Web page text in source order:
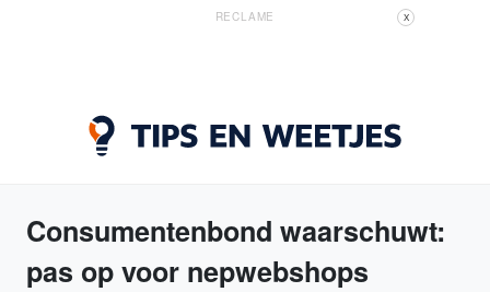
RECLAME X
Consumentenbond waarschuwt:
pas op voor nepwebshops